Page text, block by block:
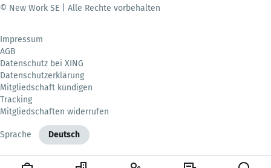
© New Work SE | Alle Rechte vorbehalten
Impressum
AGB
Datenschutz bei XING
Datenschutzerklärung
Mitgliedschaft kündigen
Tracking
Mitgliedschaften widerrufen
Sprache Deutsch